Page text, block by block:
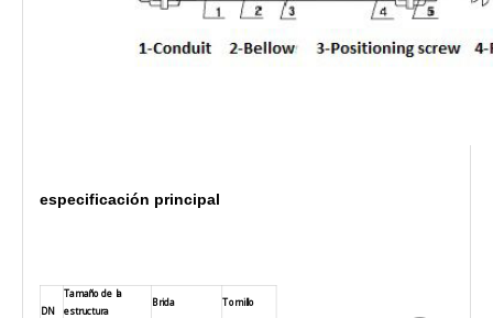
especificación principal
DN
Tamaño de la
estructura
Brida Tornillo